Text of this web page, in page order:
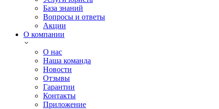
База знаний
Вопросы и ответы
Акции
О компании
О нас
Наша команда
Новости
Отзывы
Гарантии
Контакты
Приложение